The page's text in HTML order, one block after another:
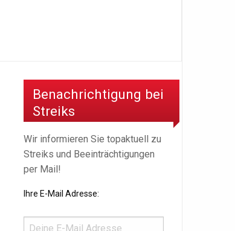
Benachrichtigung bei
Streiks
Wir informieren Sie topaktuell zu
Streiks und Beeinträchtigungen
per Mail!
Ihre E-Mail Adresse: